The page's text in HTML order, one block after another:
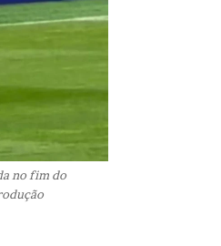
no fim do